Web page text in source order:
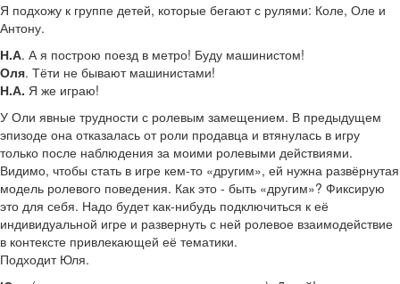
Я подхожу к группе детей, которые бегают с рулями: Коле, Оле и
Антону.
Н.А. А я построю поезд в метро! Буду машинистом!
Оля. Тёти не бывают машинистами!
Н.А. Я же играю!
У Оли явные трудности с ролевым замещением. В предыдущем
эпизоде она отказалась от роли продавца и втянулась в игру
только после наблюдения за моими ролевыми действиями.
Видимо, чтобы стать в игре кем-то «другим», ей нужна развёрнутая
модель ролевого поведения. Как это - быть «другим»? Фиксирую
это для себя. Надо будет как-нибудь подключиться к её
индивидуальной игре и развернуть с ней ролевое взаимодействие
в контексте привлекающей её тематики.
Подходит Юля.